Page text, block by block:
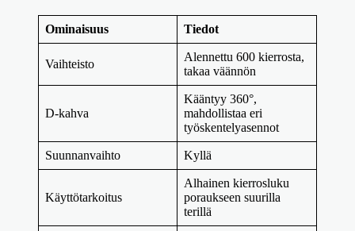
Ominaisuus Tiedot
Vaihteisto
Alennettu 600 kierrosta,
takaa väännön
D-kahva
Kääntyy 360°,
mahdollistaa eri
työskentelyasennot
Suunnanvaihto Kyllä
Käyttötarkoitus
Alhainen kierrosluku
poraukseen suurilla
terillä